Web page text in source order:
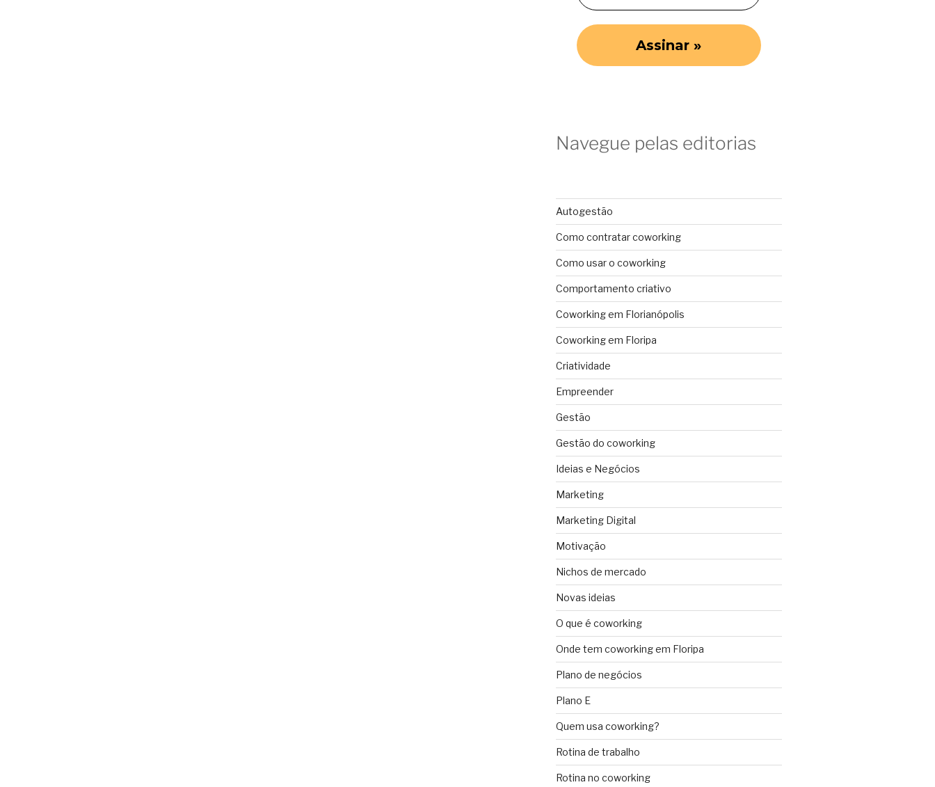
Navegue pelas editorias
Autogestão
Como contratar coworking
Como usar o coworking
Comportamento criativo
Coworking em Florianópolis
Coworking em Floripa
Criatividade
Empreender
Gestão
Gestão do coworking
Ideias e Negócios
Marketing
Marketing Digital
Motivação
Nichos de mercado
Novas ideias
O que é coworking
Onde tem coworking em Floripa
Plano de negócios
Plano E
Quem usa coworking?
Rotina de trabalho
Rotina no coworking